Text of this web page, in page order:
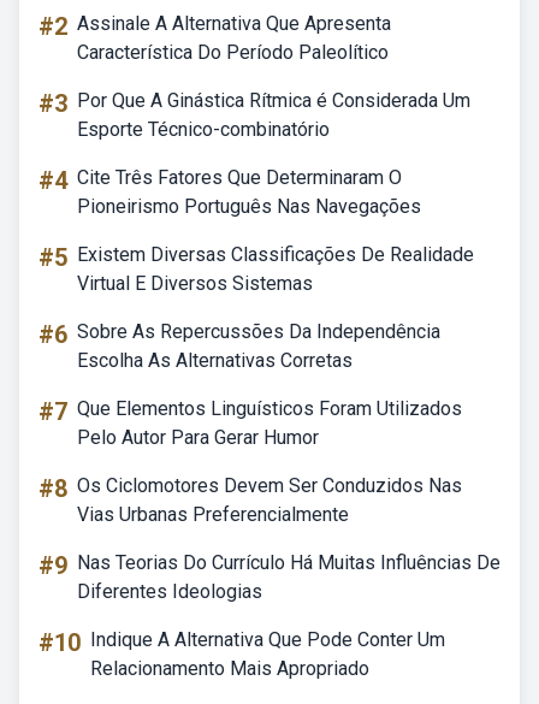
#2 Assinale A Alternativa Que Apresenta
Característica Do Período Paleolítico
#3 Por Que A Ginástica Rítmica é Considerada Um
Esporte Técnico-combinatório
#4 Cite Três Fatores Que Determinaram O
Pioneirismo Português Nas Navegações
#5 Existem Diversas Classificações De Realidade
Virtual E Diversos Sistemas
#6 Sobre As Repercussões Da Independência
Escolha As Alternativas Corretas
#7 Que Elementos Linguísticos Foram Utilizados
Pelo Autor Para Gerar Humor
#8 Os Ciclomotores Devem Ser Conduzidos Nas
Vias Urbanas Preferencialmente
#9 Nas Teorias Do Currículo Há Muitas Influências De
Diferentes Ideologias
#10 Indique A Alternativa Que Pode Conter Um
Relacionamento Mais Apropriado